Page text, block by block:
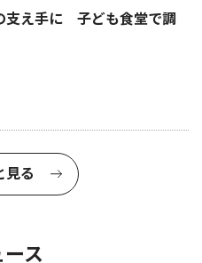
支え手に 子ども食堂で調
見る
ス